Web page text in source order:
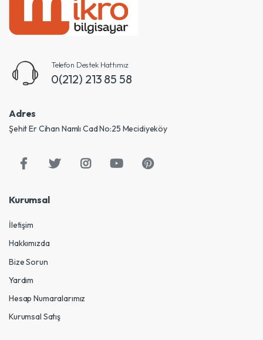
Telefon Destek Hattımız
0(212) 213 85 58
Adres
Şehit Er Cihan Namlı Cad No:25 Mecidiyeköy
Kurumsal
İletişim
Hakkımızda
Bize Sorun
Yardım
Hesap Numaralarımız
Kurumsal Satış